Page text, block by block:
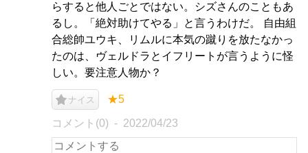
らすると他人ごとではない。シズさんのこともあ
るし。「絶対助けてやる」と言うわけだ。 自由組
合総帥ユウキ、リムルに本気の蹴りを放たなかっ
たのは、ヴェルドラとイフリートが言うように怪
しい。要注意人物か？
ナイス ★5
コメント(0) 2022/04/23